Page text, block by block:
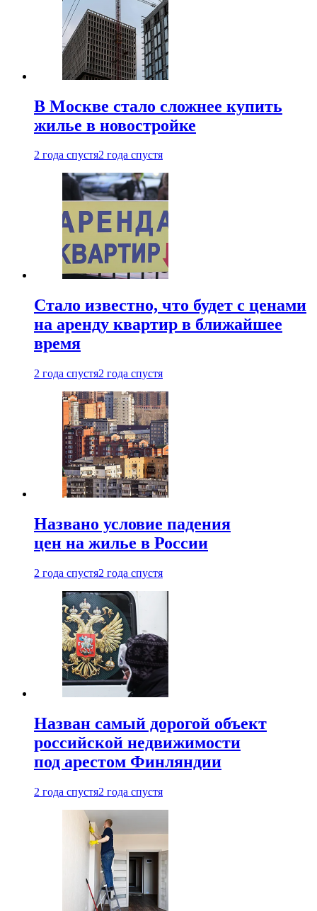
В Москве стало сложнее купить
жилье в новостройке
2 года спустя2 года спустя
Стало известно, что будет с ценами
на аренду квартир в ближайшее
время
2 года спустя2 года спустя
Названо условие падения
цен на жилье в России
2 года спустя2 года спустя
Назван самый дорогой объект
российской недвижимости
под арестом Финляндии
2 года спустя2 года спустя